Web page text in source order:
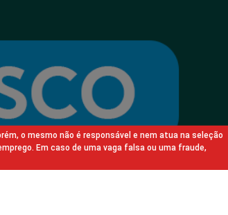
o mesmo não é responsável e nem atua na seleção
Em caso de uma vaga falsa ou uma fraude,